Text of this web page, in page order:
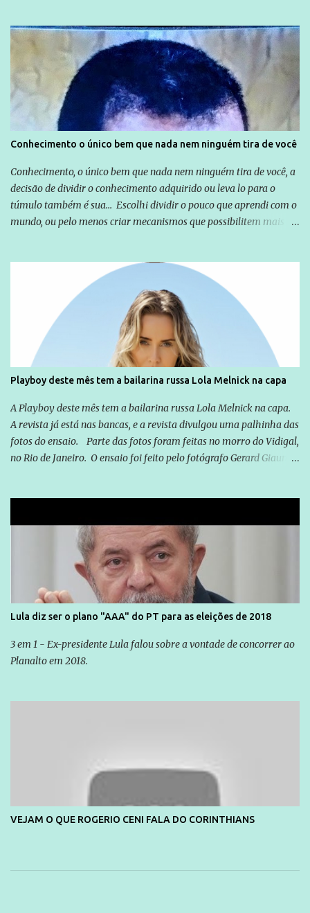
Globo manteve com o Grupo Odebrecht, citada na delação de
Emílio Odebrecht. Lula sempre atuou para promover o Brasil no
exterior, e não para promover determinadas empresas ou
empresários" Assina a nota o advogado Cristiano Zanin Martins
Conhecimento o único bem que nada nem ninguém tira de você
Conhecimento, o único bem que nada nem ninguém tira de você, a
decisão de dividir o conhecimento adquirido ou leva lo para o
túmulo também é sua... Escolhi dividir o pouco que aprendi com o
mundo, ou pelo menos criar mecanismos que possibilitem mais e
empreendedor da comunicação, que além de informação
cotidiana, corriqueira e cada vez mais preocupantes, do tipo que
você já esta acostumado a ver neste espaço, vou trabalhar a ideia
que possibilite distribuir não só informações, mas que gere de
forma consistente a riqueza do conhecimento... Exemplo: o
cidadão brasileiro não precisa só ser informado sobre operações
da Lava Jato, Reformas que podem retirar ou não direitos, ou
quem vai ser preso ou não; é preciso levar até as pessoas, do mais
simples ao mais burguês, o que diz a nossa Constituição, quais são
seus direitos e deveres em ...
Playboy deste mês tem a bailarina russa Lola Melnick na capa
A Playboy deste mês tem a bailarina russa Lola Melnick na capa.
A revista já está nas bancas, e a revista divulgou uma palhinha das
fotos do ensaio. Parte das fotos foram feitas no morro do Vidigal,
no Rio de Janeiro. O ensaio foi feito pelo fotógrafo Gerard Giaume
Lula diz ser o plano "AAA" do PT para as eleições de 2018
3 em 1 - Ex-presidente Lula falou sobre a vontade de concorrer ao
Planalto em 2018.
VEJAM O QUE ROGERIO CENI FALA DO CORINTHIANS